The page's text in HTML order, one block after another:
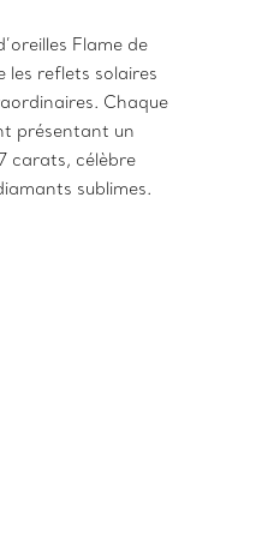
Flame de
les reflets solaires
Chaque
présentant un
carats, célèbre
sublimes.